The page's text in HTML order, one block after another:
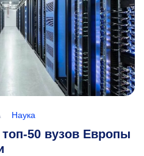
Наука
50 вузов Европы